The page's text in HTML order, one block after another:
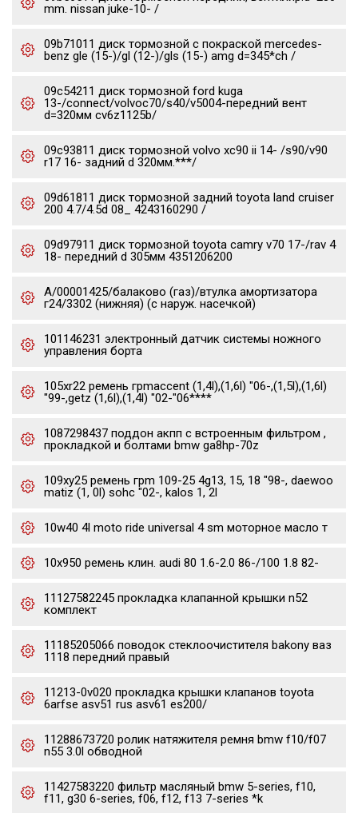
mm. nissan juke-10- /
09b71011 диск тормозной с покраской mercedes-
benz gle (15-)/gl (12-)/gls (15-) amg d=345*ch /
09c54211 диск тормозной ford kuga
13-/connect/volvoc70/s40/v5004-передний вент
d=320мм cv6z1125b/
09c93811 диск тормозной volvo xc90 ii 14- /s90/v90
r17 16- задний d 320мм.***/
09d61811 диск тормозной задний toyota land cruiser
200 4.7/4.5d 08_ 4243160290 /
09d97911 диск тормозной toyota camry v70 17-/rav 4
18- передний d 305мм 4351206200
А/00001425/балаково (газ)/втулка амортизатора
г24/3302 (нижняя) (с наруж. насечкой)
101146231 электронный датчик системы ножного
управления борта
105xr22 ремень грmaccent (1,4l),(1,6l) "06-,(1,5l),(1,6l)
"99-,getz (1,6l),(1,4l) "02-"06****
1087298437 поддон акпп с встроенным фильтром ,
прокладкой и болтами bmw ga8hp-70z
109xy25 ремень грm 109-25 4g13, 15, 18 "98-, daewoo
matiz (1, 0l) sohc "02-, kalos 1, 2l
10w40 4l moto ride universal 4 sm моторное масло т
10x950 ремень клин. audi 80 1.6-2.0 86-/100 1.8 82-
11127582245 прокладка клапанной крышки n52
комплект
11185205066 поводок стеклоочистителя bakony ваз
1118 передний правый
11213-0v020 прокладка крышки клапанов toyota
6arfse asv51 rus asv61 es200/
11288673720 ролик натяжителя ремня bmw f10/f07
n55 3.0l обводной
11427583220 фильтр масляный bmw 5-series, f10,
f11, g30 6-series, f06, f12, f13 7-series *k